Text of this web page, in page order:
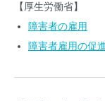
【厚生労働省】
障害者の雇用
障害者雇用の促